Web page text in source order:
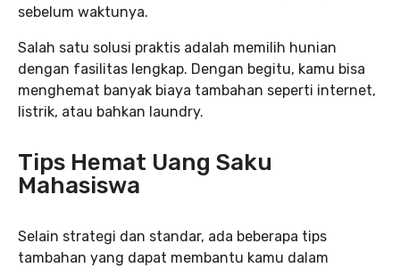
sebelum waktunya.
Salah satu solusi praktis adalah memilih hunian
dengan fasilitas lengkap. Dengan begitu, kamu bisa
menghemat banyak biaya tambahan seperti internet,
listrik, atau bahkan laundry.
Tips Hemat Uang Saku
Mahasiswa
Selain strategi dan standar, ada beberapa tips
tambahan yang dapat membantu kamu dalam